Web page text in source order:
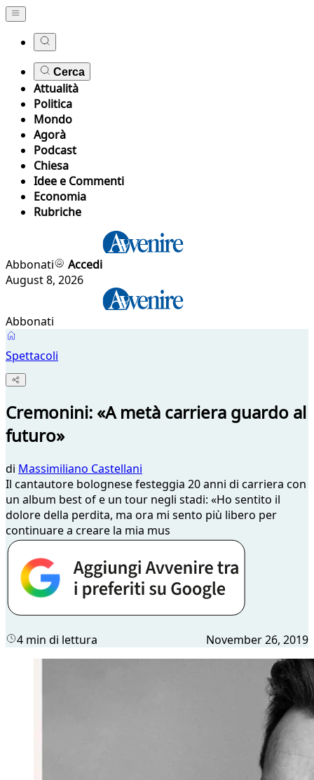
Cerca
Attualità
Politica
Mondo
Agorà
Podcast
Chiesa
Idee e Commenti
Economia
Rubriche
Abbonati
Accedi
August 8, 2026
Abbonati
Spettacoli
Cremonini: «A metà carriera guardo al
futuro»
di Massimiliano Castellani
Il cantautore bolognese festeggia 20 anni di carriera con
un album best of e un tour negli stadi: «Ho sentito il
dolore della perdita, ma ora mi sento più libero per
continuare a creare la mia mus
4 min di lettura November 26, 2019